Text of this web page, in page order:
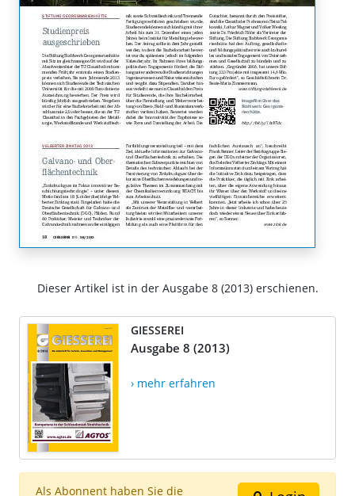
Dieser Artikel ist in der Ausgabe 8 (2013) erschienen.
GIESSEREI
Ausgabe 8 (2013)
› mehr erfahren
Als Abonnent haben Sie die